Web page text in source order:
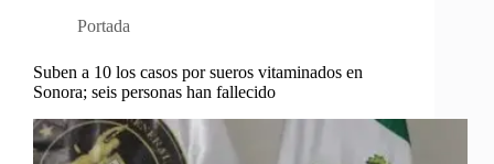
Portada
Suben a 10 los casos por sueros vitaminados en
Sonora; seis personas han fallecido